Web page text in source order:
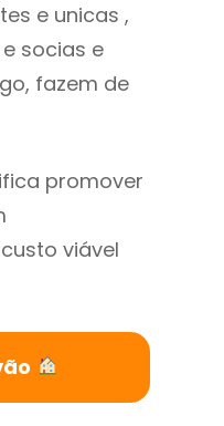
e unicas ,
socias e
fazem de
promover
viável